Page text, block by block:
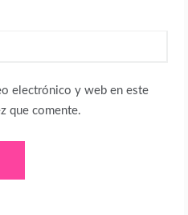
electrónico y web en este
que comente.